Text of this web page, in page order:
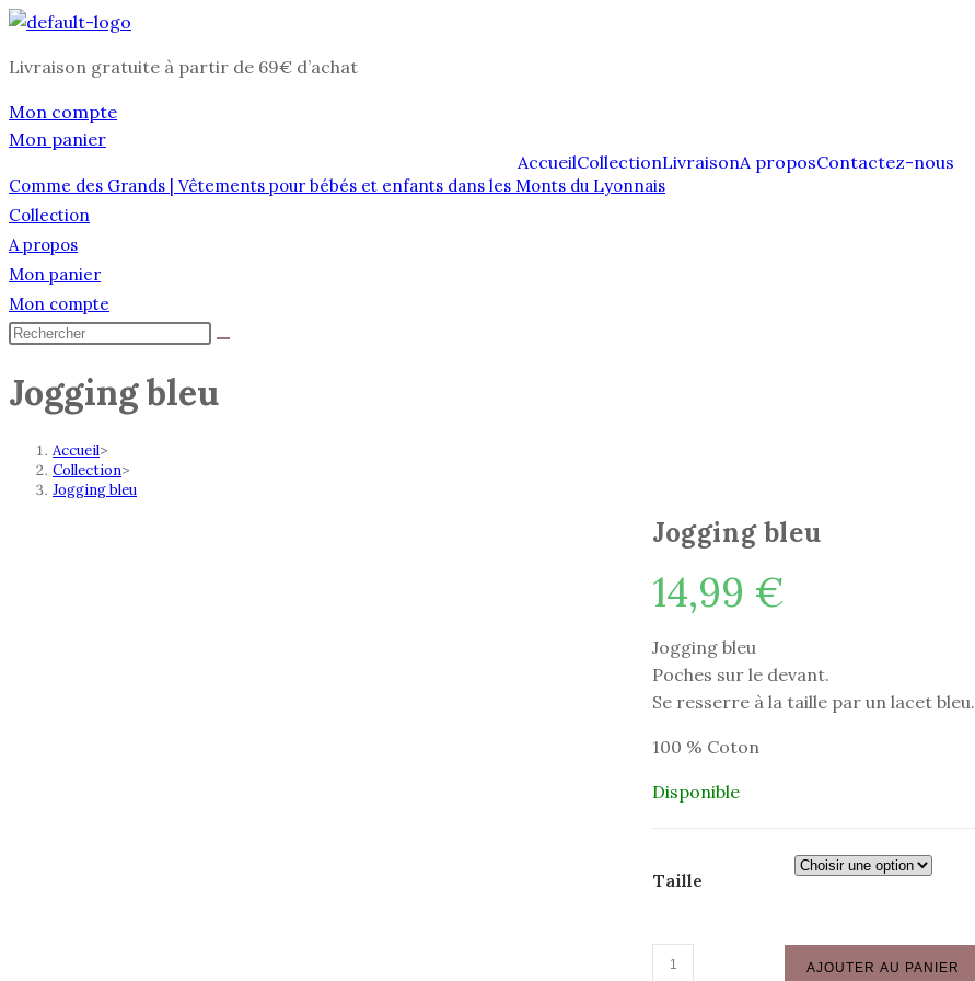
Skip
content
Livraison gratuite à partir de 69€ d’achat
Mon compte
Mon panier
AccueilCollectionLivraisonA proposContactez-nous
Comme des Grands | Vêtements pour bébés et enfants dans les Monts du Lyonnais
Collection
A propos
Mon panier
Mon compte
Rechercher
ce
site
Jogging bleu
Accueil>
Collection>
Jogging bleu
Jogging bleu
14,99 €
Jogging bleu
Poches sur le devant.
Se resserre à la taille par un lacet bleu.
100 % Coton
Disponible
Taille
quantité
AJOUTER AU PANIER